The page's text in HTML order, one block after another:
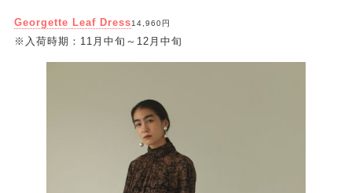
Georgette Leaf Dress14,960円
※入荷時期：11月中旬～12月中旬